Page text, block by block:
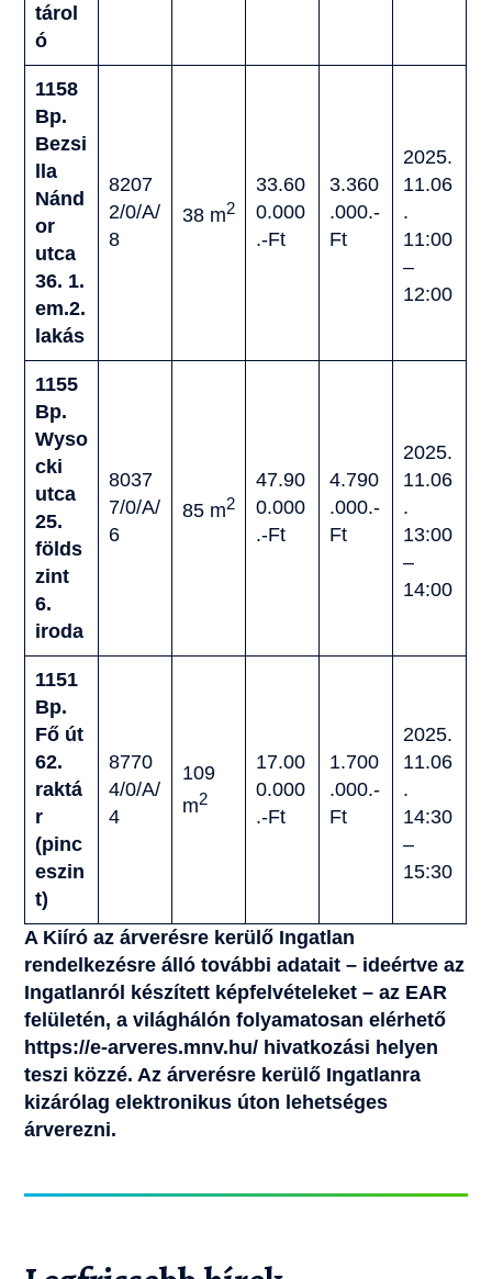
tárol
ó
1158
Bp.
Bezsi
lla
Nánd
or
utca
36. 1.
em.2.
lakás
8207
2/0/A/
8
38 m2
33.60
0.000
.-Ft
3.360
.000.-
Ft
2025.
11.06
.
11:00
–
12:00
1155
Bp.
Wyso
cki
utca
25.
földs
zint
6.
iroda
8037
7/0/A/
6
85 m2
47.90
0.000
.-Ft
4.790
.000.-
Ft
2025.
11.06
.
13:00
–
14:00
1151
Bp.
Fő út
62.
raktá
r
(pinc
eszin
t)
8770
4/0/A/
4
109
m2
17.00
0.000
.-Ft
1.700
.000.-
Ft
2025.
11.06
.
14:30
–
15:30
A Kiíró az árverésre kerülő Ingatlan
rendelkezésre álló további adatait – ideértve az
Ingatlanról készített képfelvételeket – az EAR
felületén, a világhálón folyamatosan elérhető
https://e-arveres.mnv.hu/ hivatkozási helyen
teszi közzé. Az árverésre kerülő Ingatlanra
kizárólag elektronikus úton lehetséges
árverezni.